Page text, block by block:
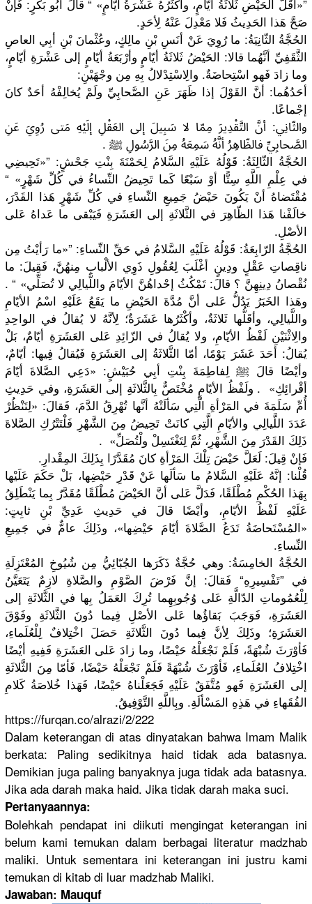
”«أقَلُّ الحَيْضِ ثَلاثَةُ أيّامٍ، وأكْثَرُهُ عَشْرَةُ أيّامٍ» “ قالَ أبُو بَكْرٍ: فَإنْ
صَحَّ هَذا الحَدِيثُ فَلا مَعْدِلَ عَنْهُ لِأحَدٍ.
الحُجَّةُ الثّانِيَةُ: ما رُوِيَ عَنْ أنَسِ بْنِ مالِكٍ، وعُثْمانَ بْنِ أبِي العاصِ
الثَّقَفِيِّ أنَّهُما قالا: الحَيْضُ ثَلاثَةُ أيّامٍ وأرْبَعَةُ أيّامٍ إلى عَشْرَةِ أيّامٍ،
وما زادَ فَهو اسْتِحاضَةٌ. والِاسْتِدْلالُ بِهِ مِن وجْهَيْنِ:
أحَدُهُما: أنَّ القَوْلَ إذا ظَهَرَ عَنِ الصَّحابِيِّ ولَمْ يُخالِفْهُ أحَدٌ كانَ
إجْماعًا.
والثّانِي: أنَّ التَّقْدِيرَ مِمّا لا سَبِيلَ إلى العَقْلِ إلَيْهِ مَتى رُوِيَ عَنِ
الصَّحابِيِّ فالظّاهِرُ أنَّهُ سَمِعَهُ مِنَ الرَّسُولِ ﷺ .
الحُجَّةُ الثّالِثَةُ: قَوْلُهُ عَلَيْهِ السَّلامُ لِحَمْنَةَ بِنْتِ جَحْشٍ: ”«تَحِيضِي
في عِلْمِ اللَّهِ سِتًّا أوْ سَبْعًا كَما تَحِيضُ النِّساءُ في كُلِّ شَهْرٍ» “
مُقْتَضاهُ أنْ يَكُونَ حَيْضُ جَمِيعِ النِّساءِ في كُلِّ شَهْرٍ هَذا القَدْرَ،
خالَفْنا هَذا الظّاهِرَ في الثَّلاثَةِ إلى العَشَرَةِ فَيَبْقى ما عَداهُ عَلى
الأصْلِ.
الحُجَّةُ الرّابِعَةُ: قَوْلُهُ عَلَيْهِ السَّلامُ في حَقِّ النِّساءِ: ”«ما رَأيْتُ مِن
ناقِصاتِ عَقْلٍ ودِينٍ أغْلَبَ لِعُقُولِ ذَوِي الألْبابِ مِنهُنَّ، فَقِيلَ: ما
نُقْصانُ دِينِهِنَّ ؟ قالَ: تَمْكُثُ إحْداهُنَّ الأيّامَ واللَّيالِي لا تُصَلِّي» “ .
وهَذا الخَبَرُ يَدُلُّ عَلى أنَّ مُدَّةَ الحَيْضِ ما يَقَعُ عَلَيْهِ اسْمُ الأيّامِ
واللَّيالِي، وأقَلُّها ثَلاثَةٌ، وأكْثَرُها عَشَرَةٌ؛ لِأنَّهُ لا يُقالُ في الواحِدِ
والِاثْنَيْنِ لَفْظُ الأيّامِ، ولا يُقالُ في الزّائِدِ عَلى العَشَرَةِ أيّامٌ، بَلْ
يُقالُ: أحَدَ عَشَرَ يَوْمًا، أمّا الثَّلاثَةُ إلى العَشَرَةِ فَيُقالُ فِيها: أيّامٌ،
وأيْضًا قالَ ﷺ لِفاطِمَةَ بِنْتِ أبِي حُبَيْشٍ: «دَعِي الصَّلاةَ أيّامَ
أقْرائِكِ» . ولَفْظُ الأيّامِ مُخْتَصٌّ بِالثَّلاثَةِ إلى العَشَرَةِ، وفي حَدِيثِ
أُمِّ سَلَمَةَ في المَرْأةِ الَّتِي سَألَتْهُ أنَّها تُهْرِقُ الدَّمَ، فَقالَ: «لِتَنْظُرْ
عَدَدَ اللَّيالِي والأيّامِ الَّتِي كانَتْ تَحِيضُ مِنَ الشَّهْرِ فَلْتَتْرُكِ الصَّلاةَ
ذَلِكَ القَدْرَ مِنَ الشَّهْرِ، ثُمَّ لِتَغْتَسِلْ ولْتُصَلِّ» .
فَإنْ قِيلَ: لَعَلَّ حَيْضَ تِلْكَ المَرْأةِ كانَ مُقَدَّرًا بِذَلِكَ المِقْدارِ.
قُلْنا: إنَّهُ عَلَيْهِ السَّلامُ ما سَألَها عَنْ قَدْرِ حَيْضِها، بَلْ حَكَمَ عَلَيْها
بِهَذا الحُكْمِ مُطْلَقًا، فَدَلَّ عَلى أنَّ الحَيْضَ مُطْلَقًا مُقَدَّرٌ بِما يَنْطَلِقُ
عَلَيْهِ لَفْظُ الأيّامِ، وأيْضًا قالَ في حَدِيثِ عَدِيِّ بْنِ ثابِتٍ:
«المُسْتَحاضَةُ تَدَعُ الصَّلاةَ أيّامَ حَيْضِها»، وذَلِكَ عامٌّ في جَمِيعِ
النِّساءِ.
الحُجَّةُ الخامِسَةُ: وهي حُجَّةٌ ذَكَرَها الجُبّائِيُّ مِن شُيُوخِ المُعْتَزِلَةِ
في ”تَفْسِيرِهِ“ فَقالَ: إنَّ فَرْضَ الصَّوْمِ والصَّلاةِ لازِمٌ يَتَعَيَّنُ
لِلْعُمُوماتِ الدّالَّةِ عَلى وُجُوبِهِما تُرِكَ العَمَلُ بِها في الثَّلاثَةِ إلى
العَشَرَةِ، فَوَجَبَ بَقاؤُها عَلى الأصْلِ فِيما دُونَ الثَّلاثَةِ وفَوْقَ
العَشَرَةِ؛ وذَلِكَ لِأنَّ فِيما دُونَ الثَّلاثَةِ حَصَلَ اخْتِلافٌ لِلْعُلَماءِ،
فَأوْرَثَ شُبْهَةً، فَلَمْ نَجْعَلْهُ حَيْضًا، وما زادَ عَلى العَشَرَةِ فَفِيهِ أيْضًا
اخْتِلافُ العُلَماءِ، فَأوْرَثَ شُبْهَةً فَلَمْ نَجْعَلْهُ حَيْضًا، فَأمّا مِنَ الثَّلاثَةِ
إلى العَشَرَةِ فَهو مُتَّفَقٌ عَلَيْهِ فَجَعَلْناهُ حَيْضًا، فَهَذا خُلاصَةُ كَلامِ
الفُقَهاءِ في هَذِهِ المَسْألَةِ. وبِاللَّهِ التَّوْفِيقُ.
https://furqan.co/alrazi/2/222
Dalam keterangan di atas dinyatakan bahwa Imam Malik
berkata: Paling sedikitnya haid tidak ada batasnya.
Demikian juga paling banyaknya juga tidak ada batasnya.
Jika ada darah maka haid. Jika tidak darah maka suci.
Pertanyaannya:
Bolehkah pendapat ini diikuti mengingat keterangan ini
belum kami temukan dalam berbagai literatur madzhab
maliki. Untuk sementara ini keterangan ini justru kami
temukan di kitab di luar madzhab Maliki.
Jawaban: Mauquf